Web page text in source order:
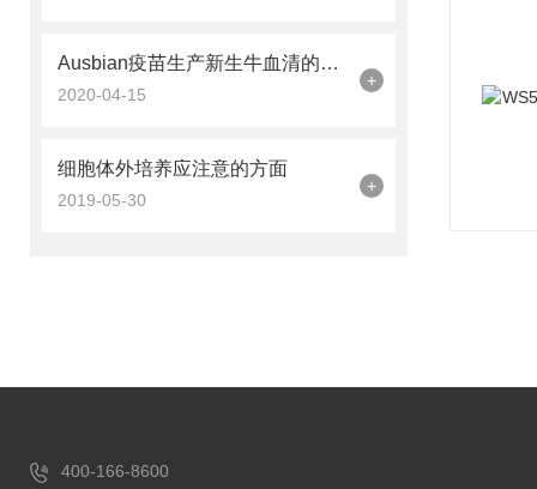
Ausbian疫苗生产新生牛血清的优点
2020-04-15
+
细胞体外培养应注意的方面
2019-05-30
+
400-166-8600